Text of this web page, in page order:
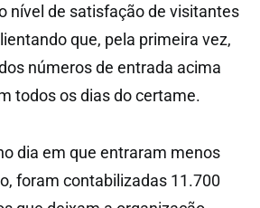
nível de satisfação de visitantes
que, pela primeira vez,
números de entrada acima
todos os dias do certame.
dia em que entraram menos
foram contabilizadas 11.700